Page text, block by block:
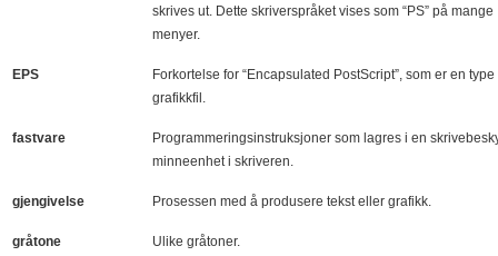
skrives ut. Dette skriverspråket vises som “PS” på mange
menyer.
EPS
Forkortelse for “Encapsulated PostScript”, som er en type
grafikkfil.
fastvare
Programmeringsinstruksjoner som lagres i en
minneenhet i skriveren.
gjengivelse Prosessen med å produsere tekst eller grafikk.
gråtone Ulike gråtoner.